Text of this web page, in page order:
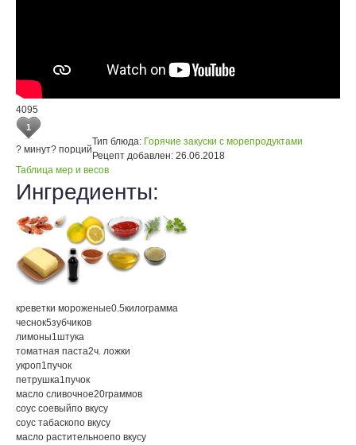
4095
1
? минут? порций
Тип блюда: Горячие закуски с морепродуктами
Рецепт добавлен: 26.06.2018
Таблица мер и весов
Ингредиенты:
креветки мороженые0.5килограмма
чеснок5зубчиков
лимоны1штука
томатная паста2ч. ложки
укроп1пучок
петрушка1пучок
масло сливочное20граммов
соус соевыйпо вкусу
соус табаскопо вкусу
масло растительноепо вкусу